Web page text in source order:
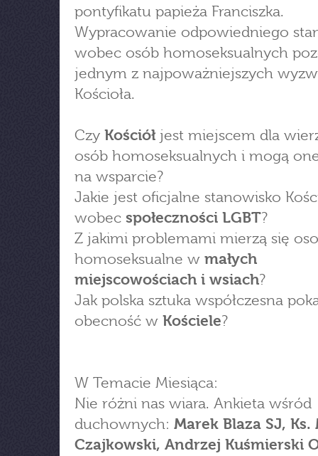
pontyfikatu papieża Franciszka.
Wypracowanie odpowiedniego
wobec osób homoseksualnych
jednym z najpoważniejszych
Kościoła.
Czy Kościół jest miejscem dla
osób homoseksualnych i mogą
na wsparcie?
Jakie jest oficjalne stanowisko
wobec społeczności LGBT?
Z jakimi problemami mierzą się
homoseksualne w małych
miejscowościach i wsiach?
Jak polska sztuka współczesna
obecność w Kościele?
W Temacie Miesiąca:
Nie różni nas wiara. Ankieta wśród
duchownych: Marek Blaza SJ, Ks.
Czajkowski, Andrzej Kuśmierski